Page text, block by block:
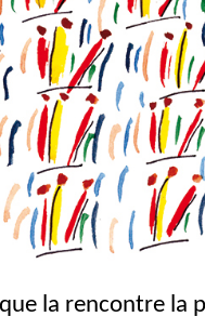
la rencontre la